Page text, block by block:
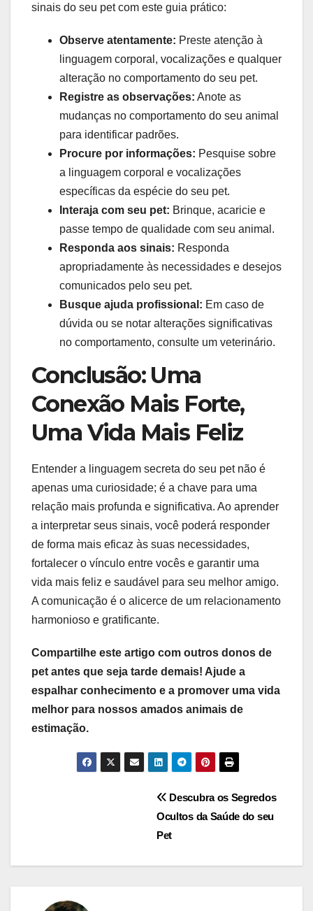
sinais do seu pet com este guia prático:
Observe atentamente: Preste atenção à
linguagem corporal, vocalizações e qualquer
alteração no comportamento do seu pet.
Registre as observações: Anote as
mudanças no comportamento do seu animal
para identificar padrões.
Procure por informações: Pesquise sobre
a linguagem corporal e vocalizações
específicas da espécie do seu pet.
Interaja com seu pet: Brinque, acaricie e
passe tempo de qualidade com seu animal.
Responda aos sinais: Responda
apropriadamente às necessidades e desejos
comunicados pelo seu pet.
Busque ajuda profissional: Em caso de
dúvida ou se notar alterações significativas
no comportamento, consulte um veterinário.
Conclusão: Uma
Conexão Mais Forte,
Uma Vida Mais Feliz
Entender a linguagem secreta do seu pet não é
apenas uma curiosidade; é a chave para uma
relação mais profunda e significativa. Ao aprender
a interpretar seus sinais, você poderá responder
de forma mais eficaz às suas necessidades,
fortalecer o vínculo entre vocês e garantir uma
vida mais feliz e saudável para seu melhor amigo.
A comunicação é o alicerce de um relacionamento
harmonioso e gratificante.
Compartilhe este artigo com outros donos de
pet antes que seja tarde demais! Ajude a
espalhar conhecimento e a promover uma vida
melhor para nossos amados animais de
estimação.
Post
Descubra os Segredos
Ocultos da Saúde do seu
Pet